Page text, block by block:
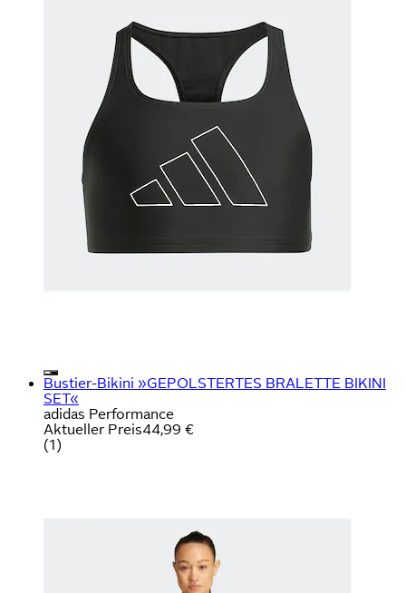
Bustier-Bikini »GEPOLSTERTES BRALETTE BIKINI
SET«
adidas Performance
Aktueller Preis44,99 €
(1)